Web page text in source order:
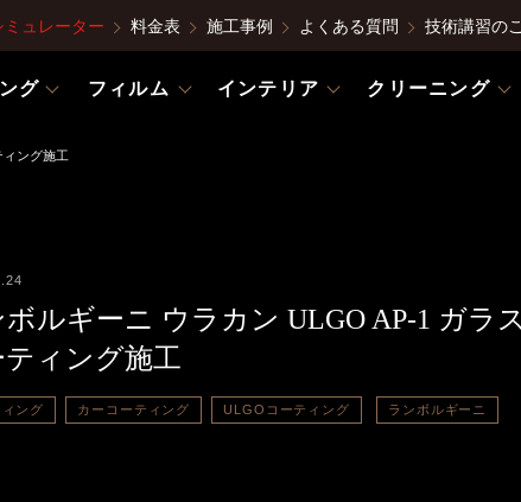
ミュレーター 料金表 施工事例 よくある質問 技術講習の
グ フィルム インテリア クリーニング
ング施工
ボルギーニ ウラカン ULGO AP-1 ガラス
ティング施工
ング カーコーティング ULGOコーティング ランボルギーニ